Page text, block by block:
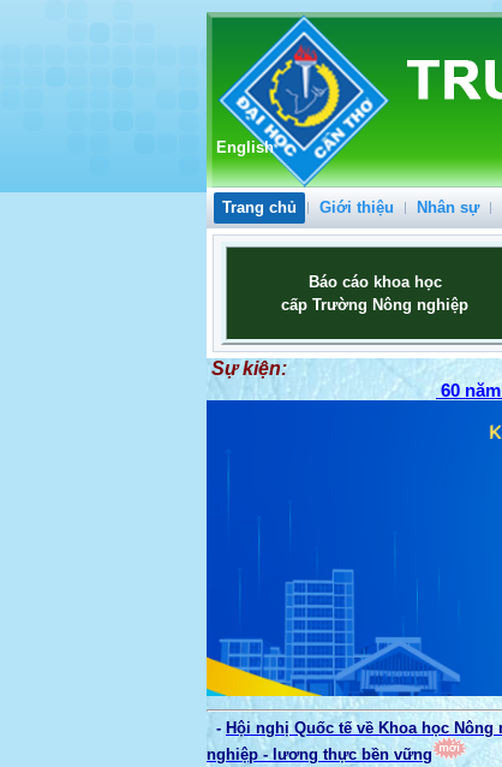
English
Trang chủ Giới thiệu Nhân sự
Báo cáo khoa học
cấp Trường Nông nghiệp
Sự kiện:
60
- Hội nghị Quốc tế về Khoa học
nghiệp - lương thực bền vững